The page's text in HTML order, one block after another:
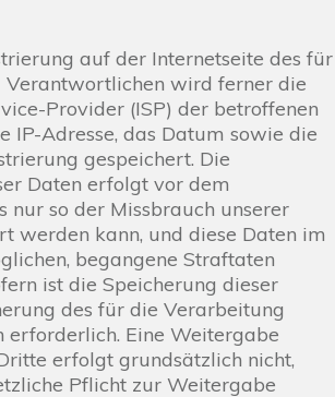
auf der Internetseite des für
wird ferner die
Provider (ISP) der betroffenen
IP-Adresse, das Datum sowie die
gespeichert. Die
Daten erfolgt vor dem
nur so der Missbrauch unserer
werden kann, und diese Daten im
begangene Straftaten
ist die Speicherung dieser
des für die Verarbeitung
Eine Weitergabe
erfolgt grundsätzlich nicht,
Pflicht zur Weitergabe